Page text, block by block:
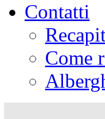
Contatti
Come